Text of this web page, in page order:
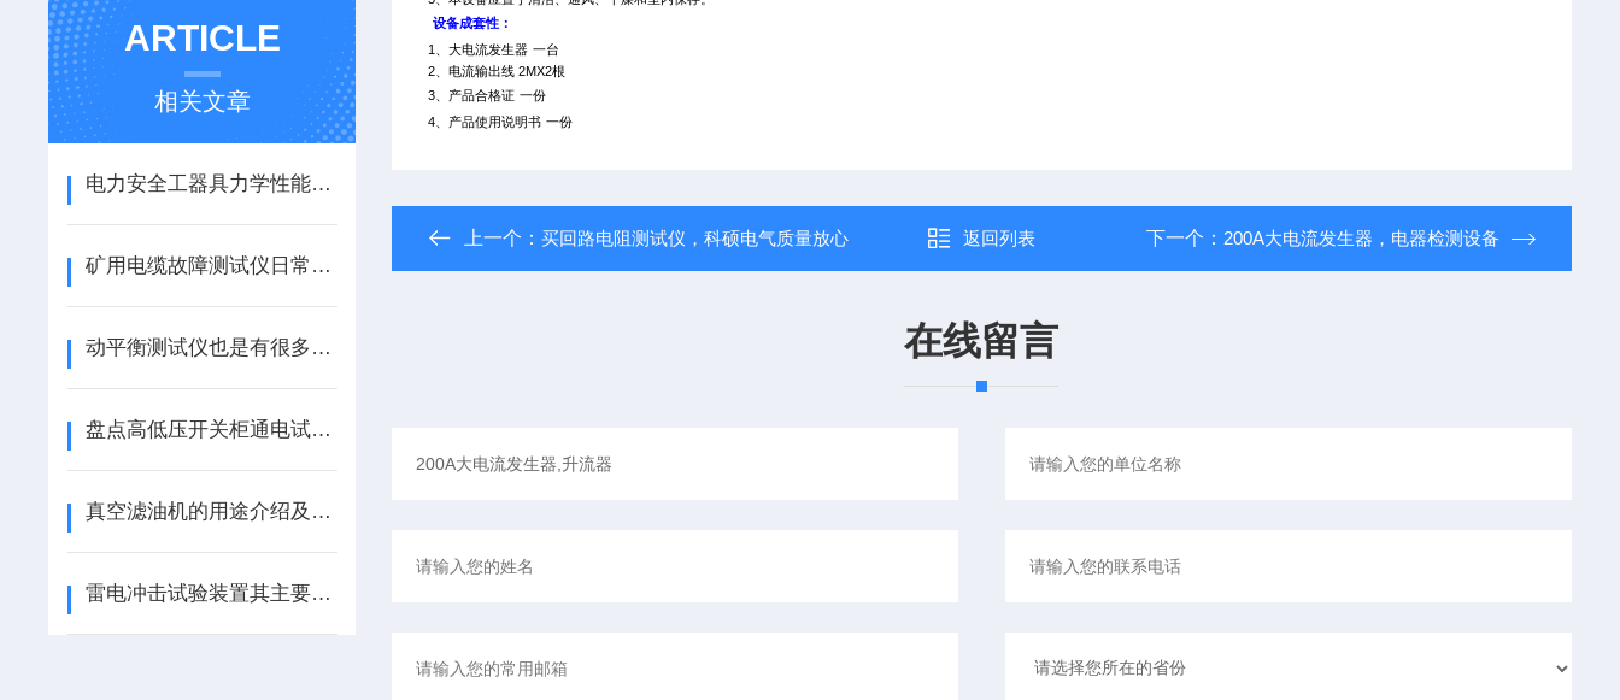
ARTICLE
相关文章
电力安全工器具力学性能试验机的取样原则
矿用电缆故障测试仪日常维护的几点建议
动平衡测试仪也是有很多地方需要注意的，你知道吗？
盘点高低压开关柜通电试验台的各个检查项目
真空滤油机的用途介绍及特点
雷电冲击试验装置其主要特点包括以下几个方面
设备成套性：
1
、大电流发生器 一台
2 、电流输出线 2MX2根
3 、产品合格证 一份
4 、产品使用说明书 一份
上一个：买回路电阻测试仪，科硕电气质量放心 返回列表 下一个： 200A大电流发生器，电器检测设备
在线留言